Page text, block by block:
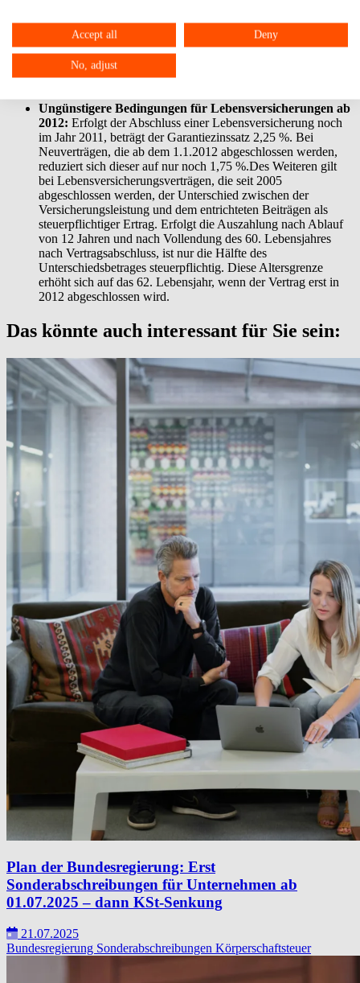
die Gewinn- und Verlustrechnung können in diesen Fällen in
Papierform abgegeben werden.
Anmerkung:Trotz der
erneuten Verschiebung des Abgabetermins auf elektronischem
Wege sollten die betroffenen Steuerpflichtigen entsprechende
Vorbereitungen treffen und sich auf die Umstellung gut
Ungünstigere Bedingungen für Lebensversicherungen ab
2012: Erfolgt der Abschluss einer Lebensversicherung noch
im Jahr 2011, beträgt der Garantiezinssatz 2,25 %. Bei
Neuverträgen, die ab dem 1.1.2012 abgeschlossen werden,
reduziert sich dieser auf nur noch 1,75 %.Des Weiteren gilt
bei Lebensversicherungsverträgen, die seit 2005
abgeschlossen werden, der Unterschied zwischen der
Versicherungsleistung und dem entrichteten Beiträgen als
steuerpflichtiger Ertrag. Erfolgt die Auszahlung nach Ablauf
von 12 Jahren und nach Vollendung des 60. Lebensjahres
nach Vertragsabschluss, ist nur die Hälfte des
Unterschiedsbetrages steuerpflichtig. Diese Altersgrenze
erhöht sich auf das 62. Lebensjahr, wenn der Vertrag erst in
2012 abgeschlossen wird.
Das könnte auch interessant für Sie sein:
Plan der Bundesregierung: Erst
Sonderabschreibungen für Unternehmen ab
01.07.2025 – dann KSt-Senkung
21.07.2025
Bundesregierung Sonderabschreibungen Körperschaftsteuer
Accept all Deny
No, adjust